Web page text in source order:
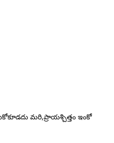
మరి,ప్రాయశ్చిత్తం ఇంకో